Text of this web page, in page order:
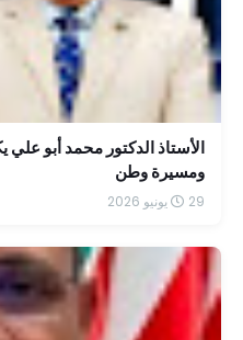
ومسيرة وطن
29 يونيو 2026